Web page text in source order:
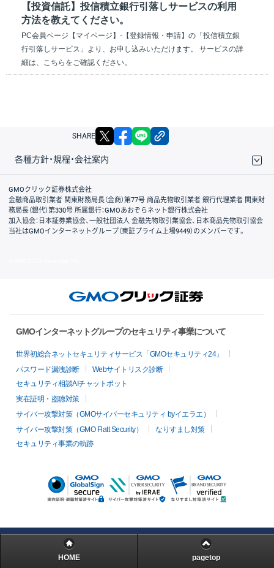
【投資信託】投信積立銀行引落しサービスの利用
方法を教えてください。
PC会員ページ【マイページ】-【登録情報・申請】の「投信積立銀
行引落しサービス」より、お申し込みいただけます。 サービスの詳
細は、こちらをご確認ください。
SHARE X facebook
各種方針・規程・会社案内
取引規程・約款
サイトマップ
その他のご案内
個人情報保護方針
最良執行方針
サイトのご利用について
ディスクレイマー
信託保全
リスク説明
会社案内
GMOクリック証券株式会社
金融商品取引業者 関東財務局長（金商）第77号 商品先物取引業者 銀行代理業者 関東財
務局長（銀代）第330号 所属銀行：GMOあおぞらネット銀行株式会社
加入協会：日本証券業協会、一般社団法人 金融先物取引業協会、日本商品先物取引協会
当社はGMOインターネットグループ（東証プライム上場9449）のメンバーです。
GMOインターネットグループのセキュリティ事業について
世界初総合ネットセキュリティサービス「GMOセキュリティ24」
パスワード漏洩診断
Webサイトリスク診断
セキュリティ相談AIチャットボット
実在証明・盗聴対策
サイバー攻撃対策（GMOサイバーセキュリティ byイエラエ）
サイバー攻撃対策（GMO Flatt Security）
なりすまし対策
セキュリティ事業の軌跡
HOME pagetop